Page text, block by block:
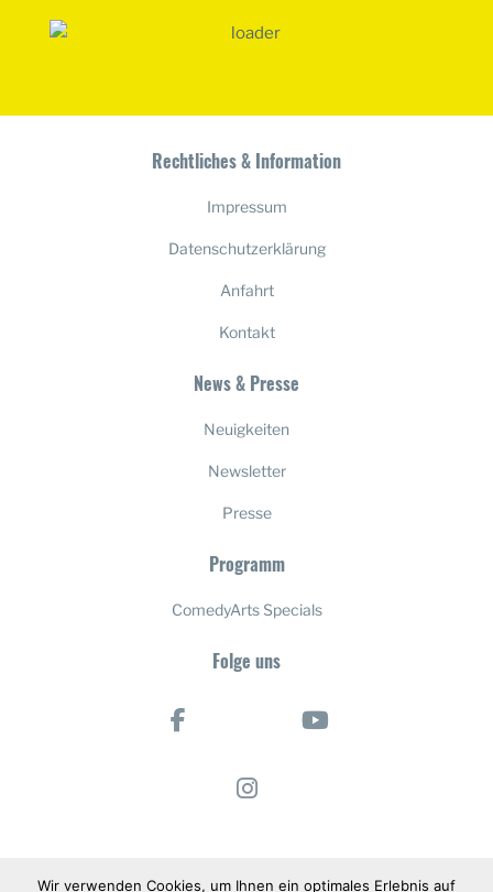
Rechtliches & Information
Impressum
Datenschutzerklärung
Anfahrt
Kontakt
News & Presse
Neuigkeiten
Newsletter
Presse
Programm
ComedyArts Specials
Folge uns
Wir verwenden Cookies, um Ihnen ein optimales Erlebnis auf